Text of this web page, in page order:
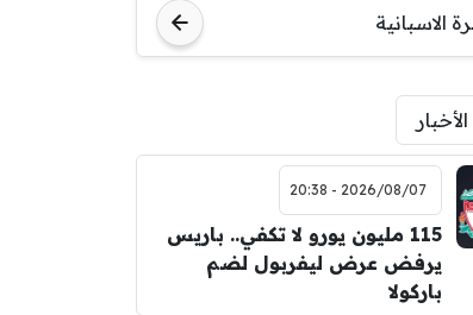
الاسبانية
2026/08/07 - 20:38
115 مليون يورو لا تكفي.. باريس
يرفض عرض ليفربول لضم
باركولا